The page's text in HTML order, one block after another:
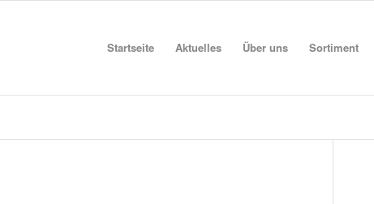
Startseite Aktuelles Über uns Sortiment